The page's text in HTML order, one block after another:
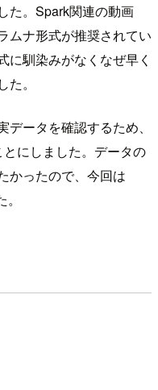
た。Spark関連の動画
ムナ形式が推奨されてい
に馴染みがなくなぜ早く
。
ータを確認するため、
にしました。データの
かったので、今回は